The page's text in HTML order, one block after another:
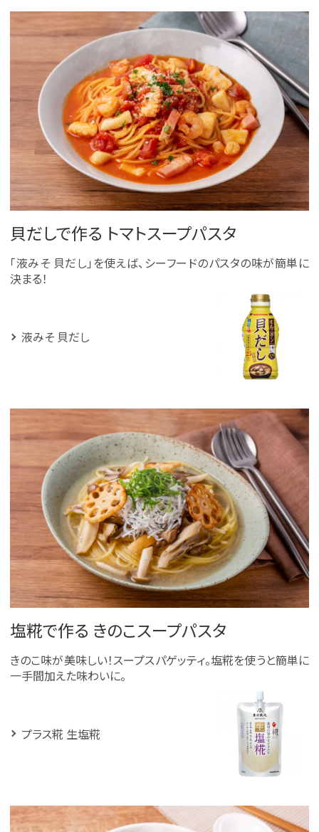
貝だしで作る トマトスープパスタ
「液みそ 貝だし」を使えば、シーフードのパスタの味が簡単に
決まる！
液みそ 貝だし
塩糀で作る きのこスープパスタ
きのこ味が美味しい！スープスパゲッティ。塩糀を使うと簡単に
一手間加えた味わいに。
プラス糀 生塩糀